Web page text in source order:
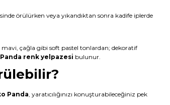
örülürken veya yıkandıktan sonra kadife iplerde
çağla gibi soft pastel tonlardan; dekoratif
renk yelpazesi bulunur.
Panda , yaratıcılığınızı konuşturabileceğiniz pek